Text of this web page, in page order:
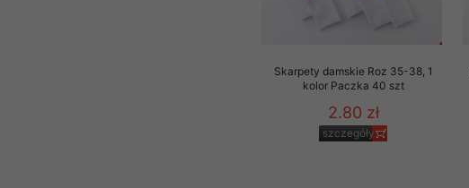
Skarpety damskie Roz 35-38, 1
kolor Paczka 40 szt
2.80 zł
szczegóły